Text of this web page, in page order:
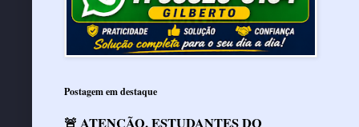
Postagem em destaque
🚨 ATENÇÃO, ESTUDANTES DO